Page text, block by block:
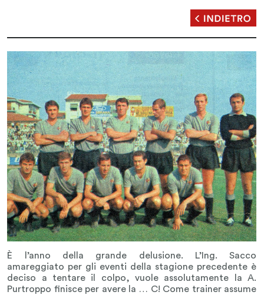
È l’anno della grande delusione. L’Ing. Sacco
amareggiato per gli eventi della stagione precedente è
deciso a tentare il colpo, vuole assolutamente la A.
Purtroppo finisce per avere la … C! Come trainer assume